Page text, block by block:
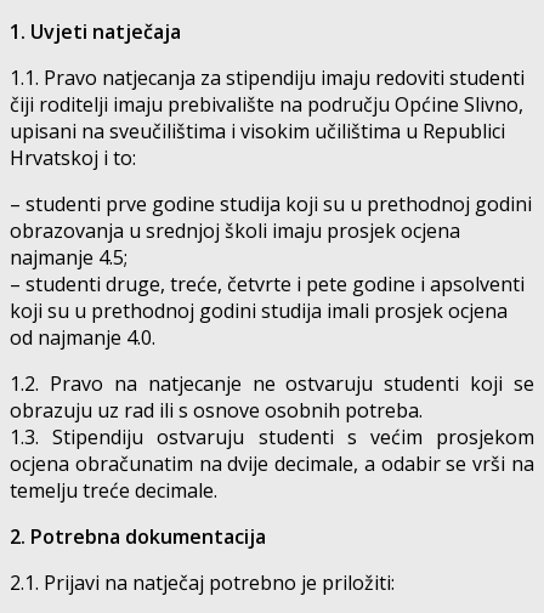
1. Uvjeti natječaja
1.1. Pravo natjecanja za stipendiju imaju redoviti studenti
čiji roditelji imaju prebivalište na području Općine Slivno,
upisani na sveučilištima i visokim učilištima u Republici
Hrvatskoj i to:
– studenti prve godine studija koji su u prethodnoj godini
obrazovanja u srednjoj školi imaju prosjek ocjena
najmanje 4.5;
– studenti druge, treće, četvrte i pete godine i apsolventi
koji su u prethodnoj godini studija imali prosjek ocjena
od najmanje 4.0.
1.2. Pravo na natjecanje ne ostvaruju studenti koji se
obrazuju uz rad ili s osnove osobnih potreba.
1.3. Stipendiju ostvaruju studenti s većim prosjekom
ocjena obračunatim na dvije decimale, a odabir se vrši na
temelju treće decimale.
2. Potrebna dokumentacija
2.1. Prijavi na natječaj potrebno je priložiti: